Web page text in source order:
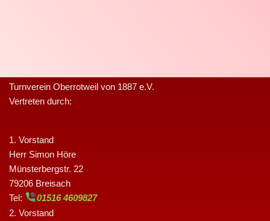
Turnverein Oberrotweil von 1887 e.V.
Vertreten durch:
1. Vorstand
Herr Simon Höre
Münsterbergstr. 22
79206 Breisach
Tel:
01516 4609827
2. Vorstand